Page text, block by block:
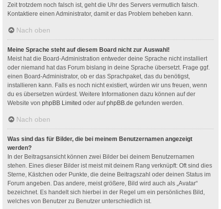
Zeit trotzdem noch falsch ist, geht die Uhr des Servers vermutlich falsch.
Kontaktiere einen Administrator, damit er das Problem beheben kann.
Nach oben
Meine Sprache steht auf diesem Board nicht zur Auswahl!
Meist hat die Board-Administration entweder deine Sprache nicht installiert
oder niemand hat das Forum bislang in deine Sprache übersetzt. Frage ggf.
einen Board-Administrator, ob er das Sprachpaket, das du benötigst,
installieren kann. Falls es noch nicht existiert, würden wir uns freuen, wenn
du es übersetzen würdest. Weitere Informationen dazu können auf der
Website von phpBB Limited oder aufphpBB.de gefunden werden.
Nach oben
Was sind das für Bilder, die bei meinem Benutzernamen angezeigt
werden?
In der Beitragsansicht können zwei Bilder bei deinem Benutzernamen
stehen. Eines dieser Bilder ist meist mit deinem Rang verknüpft: Oft sind dies
Sterne, Kästchen oder Punkte, die deine Beitragszahl oder deinen Status im
Forum angeben. Das andere, meist größere, Bild wird auch als „Avatar“
bezeichnet. Es handelt sich hierbei in der Regel um ein persönliches Bild,
welches von Benutzer zu Benutzer unterschiedlich ist.